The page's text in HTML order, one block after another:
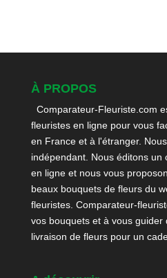
À PROPOS
Comparateur-Fleuriste.com
fleuristes en ligne pour vous
en France et à l'étranger.
indépendant. Nous éditons un
en ligne et nous vous
beaux bouquets de fleurs du
fleuristes. Comparateur-
vos bouquets et à vous guider
livraison de fleurs pour un